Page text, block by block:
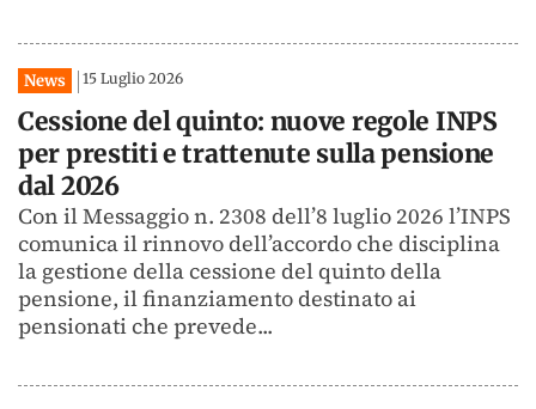
News 15 Luglio 2026
Cessione del quinto: nuove regole INPS
per prestiti e trattenute sulla pensione
dal 2026
Con il Messaggio n. 2308 dell’8 luglio 2026 l’INPS
comunica il rinnovo dell’accordo che disciplina
la gestione della cessione del quinto della
pensione, il finanziamento destinato ai
pensionati che prevede...